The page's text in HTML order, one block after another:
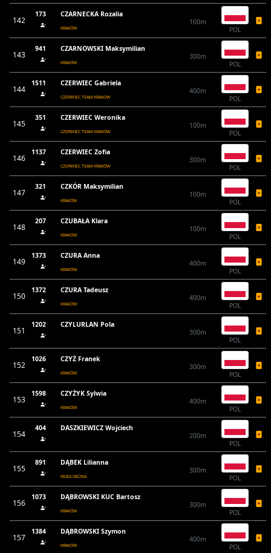
142
173 CZARNECKA Rozalia
KRAKÓW
100m
POL
143
941 CZARNOWSKI Maksymilian
KRAKÓW
300m
POL
144
1511 CZERWIEC Gabriela
CZERWIEC TEAM KRAKOW
400m
POL
145
351 CZERWIEC Weronika
CZERWIEC TEAM KRAKÓW
100m
POL
146
1137 CZERWIEC Zofia
CZERWIEC TEAM KRAKÓW
300m
POL
147
321 CZKÓR Maksymilian
KRAKÓW
100m
POL
148
207 CZUBAŁA Klara
KRAKÓW
100m
POL
149
1373 CZURA Anna
KRAKÓW
400m
POL
150
1372 CZURA Tadeusz
KRAKÓW
400m
POL
151
1202
CZYLURLAN Pola
300m
POL
152
1026 CZYŻ Franek
KRAKÓW
300m
POL
153
1598 CZYŻYK Sylwia
KRAKÓW
400m
POL
154
404
DASZKIEWICZ Wojciech
200m
POL
155
891 DĄBEK Lilianna
MODLNICZKA
300m
POL
156
1073 DĄBROWSKI KUC Bartosz
KRAKÓW
300m
POL
157
1384 DĄBROWSKI Szymon
KRAKÓW
400m
POL